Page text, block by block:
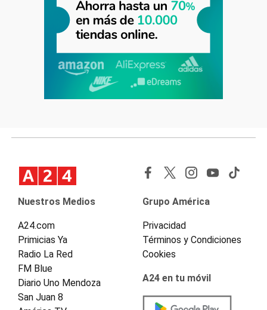
Nuestros Medios
A24.com
Primicias Ya
Radio La Red
FM Blue
Diario Uno Mendoza
San Juan 8
Grupo América
Privacidad
Términos y Condiciones
Cookies
A24 en tu móvil